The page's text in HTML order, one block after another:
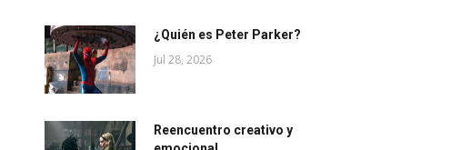
¿Quién es Peter Parker?
Jul 28, 2026
Reencuentro creativo y